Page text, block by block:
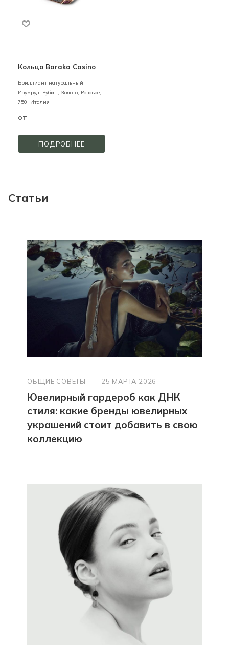
Кольцо Baraka Casino
Бриллиант натуральный,
Изумруд, Рубин, Золото, Розовое,
750, Италия
от
ПОДРОБНЕЕ
Статьи
ОБЩИЕ СОВЕТЫ — 25 МАРТА 2026
Ювелирный гардероб как ДНК
стиля: какие бренды ювелирных
украшений стоит добавить в свою
коллекцию